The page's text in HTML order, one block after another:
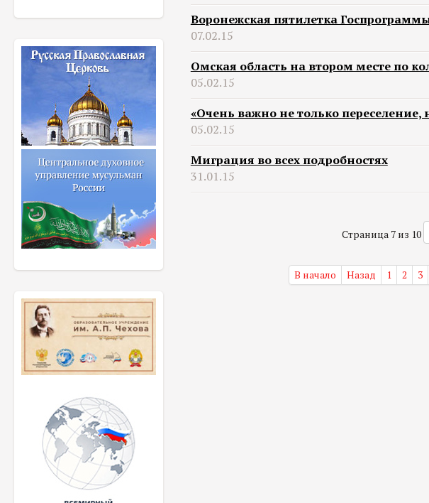
Воронежская пятилетка
07.02.15
Омская область на втором месте по
05.02.15
«Очень важно не только
05.02.15
Миграция во всех подробностях
31.01.15
Страница 7 из 10
В начало Назад 1 2 3